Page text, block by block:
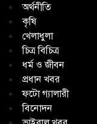
অর্থনীতি
কৃষি
খেলাধুলা
চিত্র বিচিত্র
ধর্ম ও জীবন
প্রধান খবর
ফটো গ্যালারী
বিনোদন